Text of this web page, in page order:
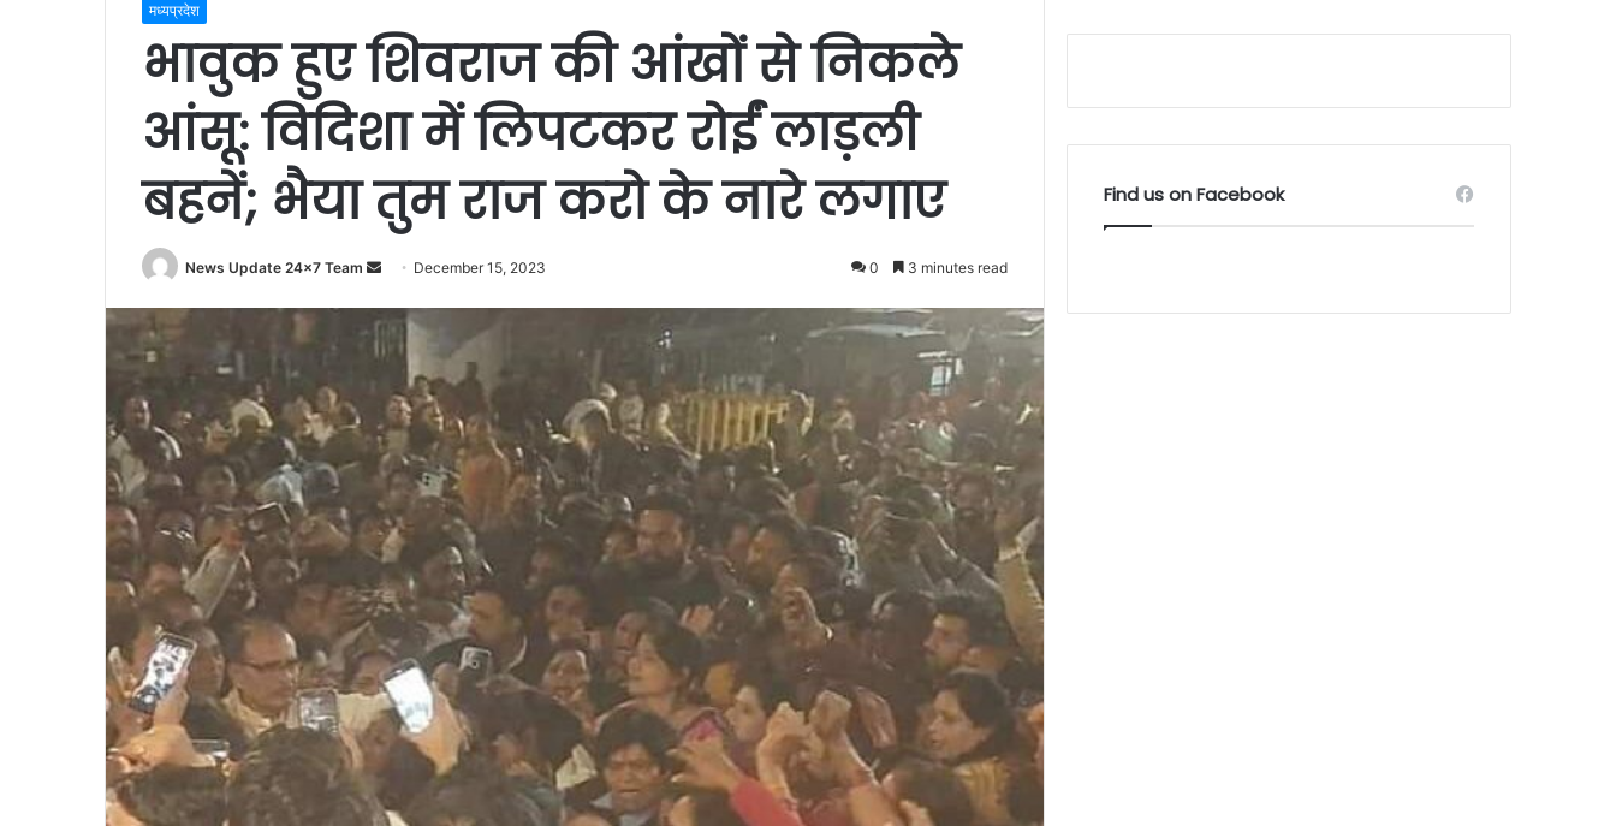
मध्यप्रदेश
भावुक हुए शिवराज की आंखों से निकले
आंसू: विदिशा में लिपटकर रोईं लाड़ली
बहनें; भैया तुम राज करो के नारे लगाए
News Update 24x7 Team
Send
email
December 15, 2023 0 3 minutes read
Find us on Facebook